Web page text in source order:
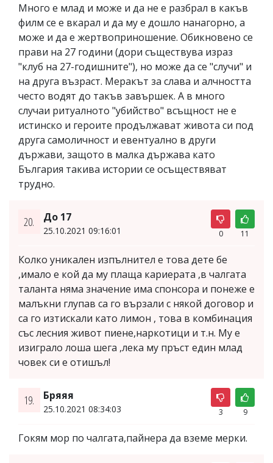
Много е млад и може и да не е разбрал в какъв
филм се е вкарал и да му е дошло нанагорно, а
може и да е жертвоприношение. Обикновено се
прави на 27 години (дори съществува израз
"клуб на 27-годишните"), но може да се "случи" и
на друга възраст. Меракът за слава и алчността
често водят до такъв завършек. А в много
случаи ритуалното "убийство" всъщност не е
истинско и героите продължават живота си под
друга самоличност и евентуално в други
държави, защото в малка държава като
България такива истории се осъществяват
трудно.
20. До 17
25.10.2021 09:16:01 0 11
Колко уникален изпълнител е това дете бе
,имало е кой да му плаща кариерата ,в чалгата
таланта няма значение има спонсора и понеже е
малъкни глупав са го вързали с някой договор и
са го изтискали като лимон , това в комбинация
със лесния живот пиене,наркотици и т.н. Му е
изиграло лоша шега ,лека му пръст един млад
човек си е отишъл!
19. Бряяя
25.10.2021 08:34:03 3 9
Гокям мор по чалгата,пайнера да вземе мерки.